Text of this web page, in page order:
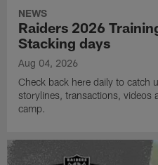
NEWS
Raiders 2026
Stacking days
Aug 04, 2026
Check back here daily to catch
storylines, transactions, videos
camp.